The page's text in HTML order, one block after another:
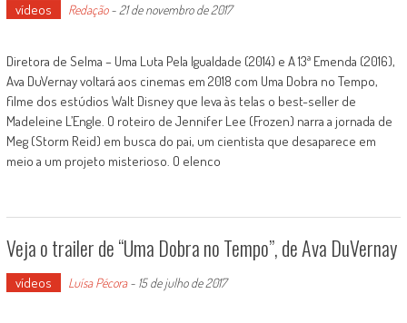
vídeos Redação- 21 de novembro de 2017
Diretora de Selma – Uma Luta Pela Igualdade (2014) e A 13ª Emenda (2016),
Ava DuVernay voltará aos cinemas em 2018 com Uma Dobra no Tempo,
filme dos estúdios Walt Disney que leva às telas o best-seller de
Madeleine L’Engle. O roteiro de Jennifer Lee (Frozen) narra a jornada de
Meg (Storm Reid) em busca do pai, um cientista que desaparece em
meio a um projeto misterioso. O elenco
Veja o trailer de “Uma Dobra no Tempo”, de Ava DuVernay
vídeos Luísa Pécora- 15 de julho de 2017